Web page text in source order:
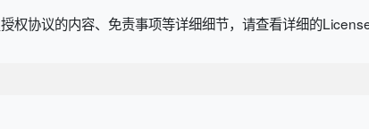
授权协议的内容、免责事项等详细细节，请查看详细的